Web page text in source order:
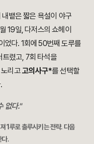
뱉은 짧은 욕설이 야구
19일, 다저스의 쇼헤이
었다. 1회에 50번째 도루를
렸고, 7회 타석을
리고고의사구*를 선택할
없다."
1루로 출루시키는 전략. 다음
다.